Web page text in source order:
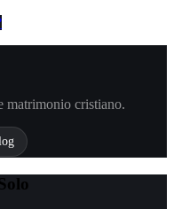
matrimonio cristiano.